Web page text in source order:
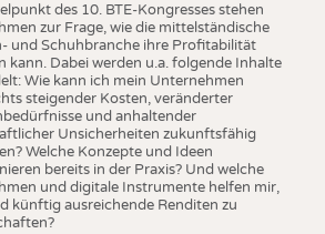
des 10. BTE-Kongresses stehen
zur Frage, wie die mittelständische
und Schuhbranche ihre Profitabilität
kann. Dabei werden u.a. folgende Inhalte
Wie kann ich mein Unternehmen
steigender Kosten, veränderter
und anhaltender
Unsicherheiten zukunftsfähig
Welche Konzepte und Ideen
bereits in der Praxis? Und welche
und digitale Instrumente helfen mir,
künftig ausreichende Renditen zu